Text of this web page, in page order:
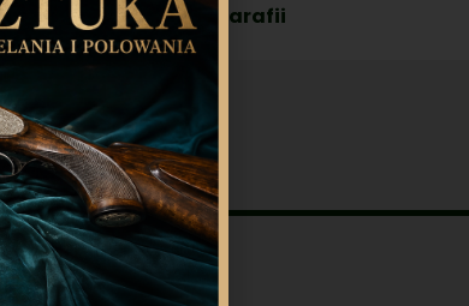
setna-relikwia-w-parafii